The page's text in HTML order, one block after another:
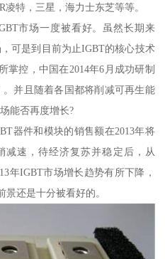
特，三星，海力士东芝等等。
市场一度被看好。虽然长期来
可是到目前为止IGBT的核心技术
掌控，中国在2014年6月成功研制
并且随着各国都将削减可再生能
能否再度增长?
器件和模块的销售额在2013年将
减速，待经济复苏并稳定后，从
年IGBT市场增长趋势有所下降，
还是十分被看好的。